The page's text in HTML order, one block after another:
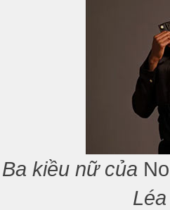
Ba kiều nữ của